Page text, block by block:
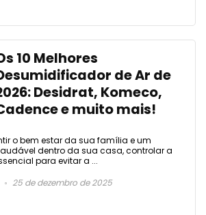
10 Melhores
de Ar de
Desidrat, Komeco,
e muito mais!
o bem estar da sua família e um
dentro da sua casa, controlar a
para evitar a ...
25 de dezembro de 2025